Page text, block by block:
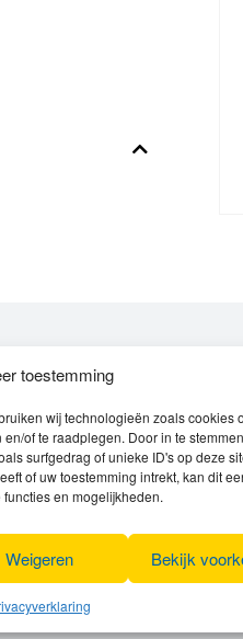
toestemming
wij technologieën zoals cookies
of te raadplegen. Door in te
surfgedrag of unieke ID's op deze
of uw toestemming intrekt, kan dit
en mogelijkheden.
Weigeren Bekijk
het onderhoud
van
en elektro toestellen.